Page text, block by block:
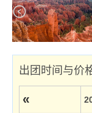
出团时间与价
«